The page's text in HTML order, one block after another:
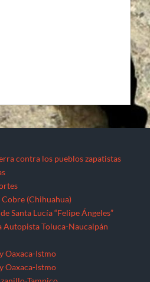
contra los pueblos zapatistas
(Chihuahua)
Santa Lucía “Felipe Ángeles”
Autopista Toluca-Naucalpán
Oaxaca-Istmo
Oaxaca-Istmo